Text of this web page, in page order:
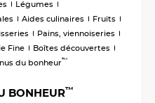
Légumes
Aides culinaires
Fruits
Pains, viennoiseries
Fine
Boîtes découvertes
du bonheur™
BONHEUR™